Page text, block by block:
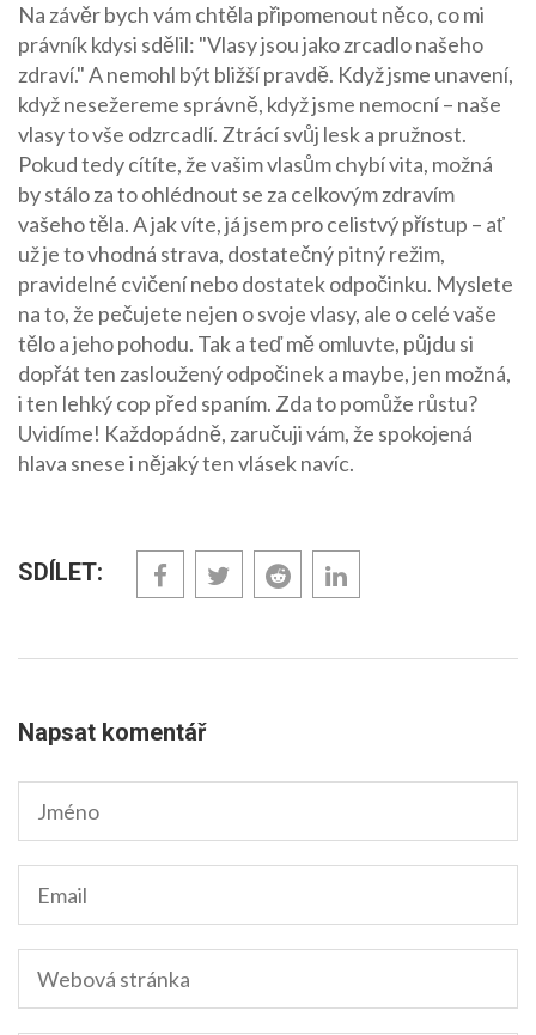
Na závěr bych vám chtěla připomenout něco, co mi
právník kdysi sdělil: "Vlasy jsou jako zrcadlo našeho
zdraví." A nemohl být bližší pravdě. Když jsme unavení,
když nesežereme správně, když jsme nemocní – naše
vlasy to vše odzrcadlí. Ztrácí svůj lesk a pružnost.
Pokud tedy cítíte, že vašim vlasům chybí vita, možná
by stálo za to ohlédnout se za celkovým zdravím
vašeho těla. A jak víte, já jsem pro celistvý přístup – ať
už je to vhodná strava, dostatečný pitný režim,
pravidelné cvičení nebo dostatek odpočinku. Myslete
na to, že pečujete nejen o svoje vlasy, ale o celé vaše
tělo a jeho pohodu. Tak a teď mě omluvte, půjdu si
dopřát ten zasloužený odpočinek a maybe, jen možná,
i ten lehký cop před spaním. Zda to pomůže růstu?
Uvidíme! Každopádně, zaručuji vám, že spokojená
hlava snese i nějaký ten vlásek navíc.
SDÍLET:
Napsat komentář